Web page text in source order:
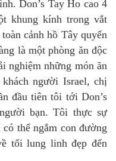
Don’s Tay Ho cao 4
khung kính trong vắt
cảnh hồ Tây quyến
là một phòng ăn độc
nghiệm những món ăn
người Israel, chị
đầu tiên tôi tới Don’s
bạn. Tôi thực sự
thể ngắm con đường
tối lung linh đẹp đến